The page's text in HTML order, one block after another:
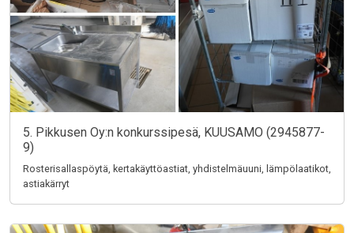
5. Pikkusen Oy:n konkurssipesä, KUUSAMO (2945877-
9)
Rosterisallaspöytä, kertakäyttöastiat, yhdistelmäuuni, lämpölaatikot,
astiakärryt